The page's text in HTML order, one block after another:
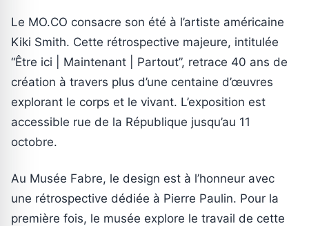
Le MO.CO consacre son été à l’artiste américaine
Kiki Smith. Cette rétrospective majeure, intitulée
“Être ici | Maintenant | Partout”, retrace 40 ans de
création à travers plus d’une centaine d’œuvres
explorant le corps et le vivant. L’exposition est
accessible rue de la République jusqu’au 11
octobre.
Au Musée Fabre, le design est à l’honneur avec
une rétrospective dédiée à Pierre Paulin. Pour la
première fois, le musée explore le travail de cette